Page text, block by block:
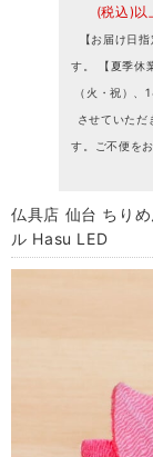
(税込)以
【お届け日
す。 【夏季休
（火・祝）
させていただ
す。ご不便を
仏具店 仙台 ちり
ル Hasu LED